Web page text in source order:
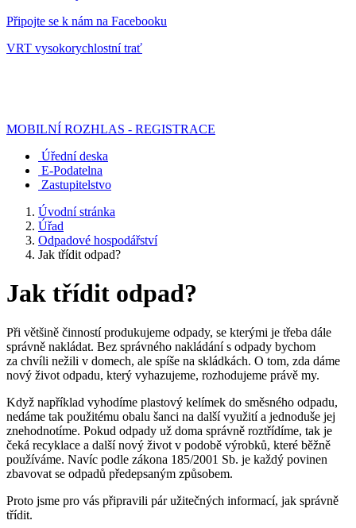
Připojte se k nám na Facebooku
VRT vysokorychlostní trať
MOBILNÍ ROZHLAS - REGISTRACE
Úřední deska
E-Podatelna
Zastupitelstvo
Úvodní stránka
Úřad
Odpadové hospodářství
Jak třídit odpad?
Jak třídit odpad?
Při většině činností produkujeme odpady, se kterými je třeba dále
správně nakládat. Bez správného nakládání s odpady bychom
za chvíli nežili v domech, ale spíše na skládkách. O tom, zda dáme
nový život odpadu, který vyhazujeme, rozhodujeme právě my.
Když například vyhodíme plastový kelímek do směsného odpadu,
nedáme tak použitému obalu šanci na další využití a jednoduše jej
znehodnotíme. Pokud odpady už doma správně roztřídíme, tak je
čeká recyklace a další nový život v podobě výrobků, které běžně
používáme. Navíc podle zákona 185/2001 Sb. je každý povinen
zbavovat se odpadů předepsaným způsobem.
Proto jsme pro vás připravili pár užitečných informací, jak správně
třídit.